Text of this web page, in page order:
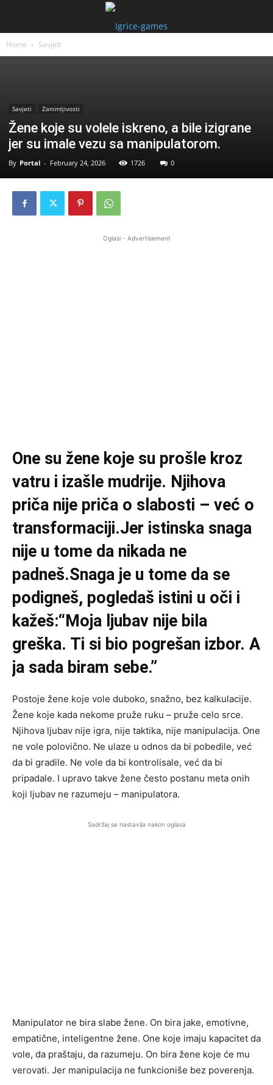
Home Savjeti
Savjeti Zanimljivosti
Žene koje su volele iskreno, a bile izigrane
jer su imale vezu sa manipulatorom.
By Portal - February 24, 2026 1726 0
Oglasi - Advertisement
One su žene koje su prošle kroz
vatru i izašle mudrije. Njihova
priča nije priča o slabosti – već o
transformaciji.Jer istinska snaga
nije u tome da nikada ne
padneš.Snaga je u tome da se
podigneš, pogledaš istini u oči i
kažeš:“Moja ljubav nije bila
greška. Ti si bio pogrešan izbor. A
ja sada biram sebe.”
Postoje žene koje vole duboko, snažno, bez kalkulacije.
Žene koje kada nekome pruže ruku – pruže celo srce.
Njihova ljubav nije igra, nije taktika, nije manipulacija. One
ne vole polovično. Ne ulaze u odnos da bi pobedile, već
da bi gradile. Ne vole da bi kontrolisale, već da bi
pripadale. I upravo takve žene često postanu meta onih
koji ljubav ne razumeju – manipulatora.
Sadržaj se nastavlja nakon oglasa
Manipulator ne bira slabe žene. On bira jake, emotivne,
empatične, inteligentne žene. One koje imaju kapacitet da
vole, da praštaju, da razumeju. On bira žene koje će mu
verovati. Jer manipulacija ne funkcioniše bez poverenja.